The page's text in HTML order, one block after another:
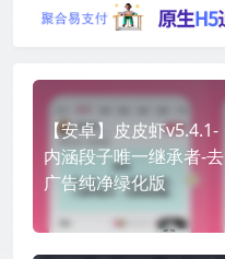
【安卓】皮皮虾v5.4.1-
内涵段子唯一继承者-去
广告纯净绿化版